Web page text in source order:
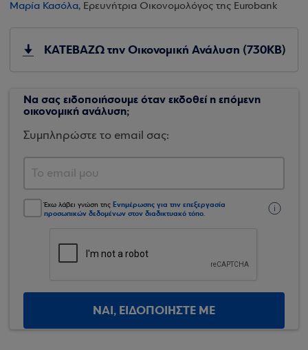
Μαρία Κασόλα, Ερευνήτρια Οικονομολόγος της Eurobank
ΚΑΤΕΒΑΖΩ την Οικονομική Ανάλυση (730KB)
Να σας ειδοποιήσουμε όταν εκδοθεί η επόμενη
οικονομική ανάλυση;
Συμπληρώστε το email σας:
Έχω λάβει γνώση της Ενημέρωσης για την επεξεργασία
προσωπικών δεδομένων στον διαδικτυακό τόπο.
ΝΑΙ, ΕΙΔΟΠΟΙΗΣΤΕ ΜΕ